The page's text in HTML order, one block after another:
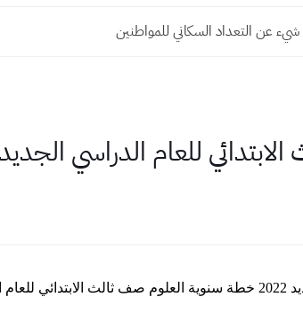
شيء عن التعداد السكاني للمواطنين
للعام الدراسي الجديد 2022